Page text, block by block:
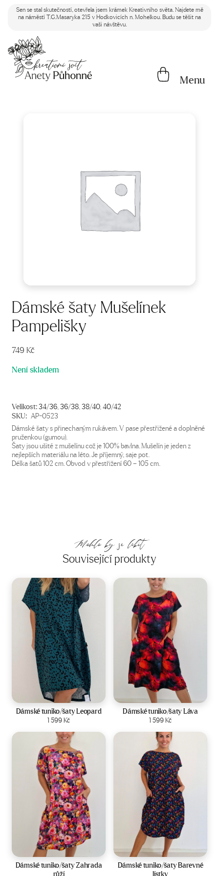
Sen se stal skutečností, otevřela jsem krámek Kreativního světa. Najdete mě
na náměstí T.G.Masaryka 215 v Hodkovicích n. Mohelkou. Budu se těšit na
vaši návštěvu.
Menu
Dámské šaty Mušelínek
Pampelišky
749 Kč
Není skladem
Velikost:34/36 36/38 38/40, 40/42
SKU: AP-0523
Dámské šaty s přinechaným rukávem. V pase přestřižené a doplněné
pruženkou (gumou).
Šaty jsou ušité z mušelínu což je 100% bavlna. Mušelín je jeden z
nejlepších materiálu na léto. Je příjemný, saje pot.
Délka šatů 102 cm. Obvod v přestřižení 60 – 105 cm.
Mohlo by se líbit
Související produkty
Velikost:44-50
Dámské tuniko/šaty Leopard
1 599Kč
Zobrazit produkt
Velikost: 44-50
Dámské tuniko/šaty Láva
1 599Kč
Zobrazit produkt
Velikost:44-50
Dámské tuniko/šaty Zahrada
růží
Velikost:44-50
Dámské tuniko/šaty Barevné
lístky